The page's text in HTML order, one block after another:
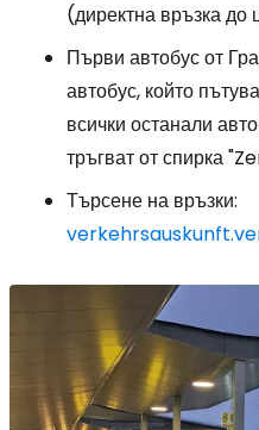
(директна връзка
Първи автобус от
автобус, който
всички останали
тръгват от спирка
Търсене на връзки: